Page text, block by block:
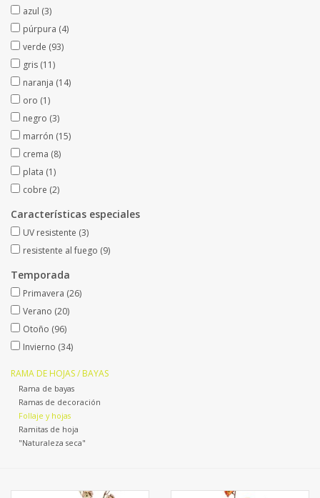
decoración
Coronas de flores
azul (3)
púrpura (4)
verde (93)
gris (11)
naranja (14)
oro (1)
negro (3)
marrón (15)
crema (8)
plata (1)
cobre (2)
Características especiales
UV resistente (3)
resistente al fuego (9)
Temporada
Primavera (26)
Verano (20)
Otoño (96)
Invierno (34)
RAMA DE HOJAS / BAYAS
Rama de bayas
Ramas de decoración
Follaje y hojas
Ramitas de hoja
"Naturaleza seca"